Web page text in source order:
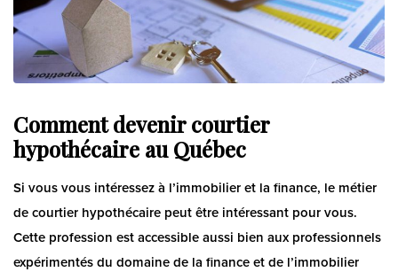
Comment devenir courtier
hypothécaire au Québec
Si vous vous intéressez à l’immobilier et la finance, le métier
de courtier hypothécaire peut être intéressant pour vous.
Cette profession est accessible aussi bien aux professionnels
expérimentés du domaine de la finance et de l’immobilier